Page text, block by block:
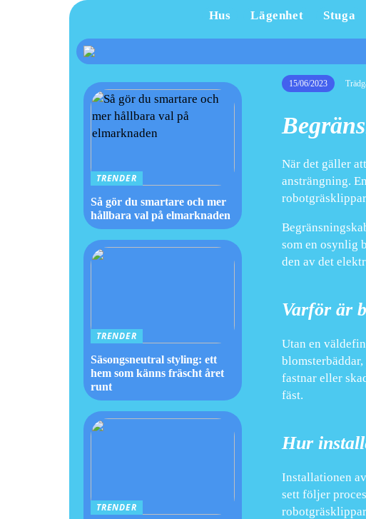
Hus Lägenhet Stuga
15/06/2023
När det gäller
ansträngning.
som en osynlig
den av det
Varför är
Utan en
fastnar eller
fäst.
Hur
Installationen
sett följer
TRENDER
Så gör du smartare och mer
hållbara val på elmarknaden
TRENDER
Säsongsneutral styling: ett
hem som känns fräscht året
runt
TRENDER